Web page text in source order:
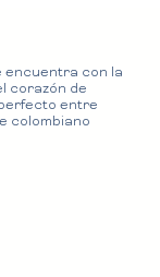
encuentra con la
corazón de
entre
colombiano